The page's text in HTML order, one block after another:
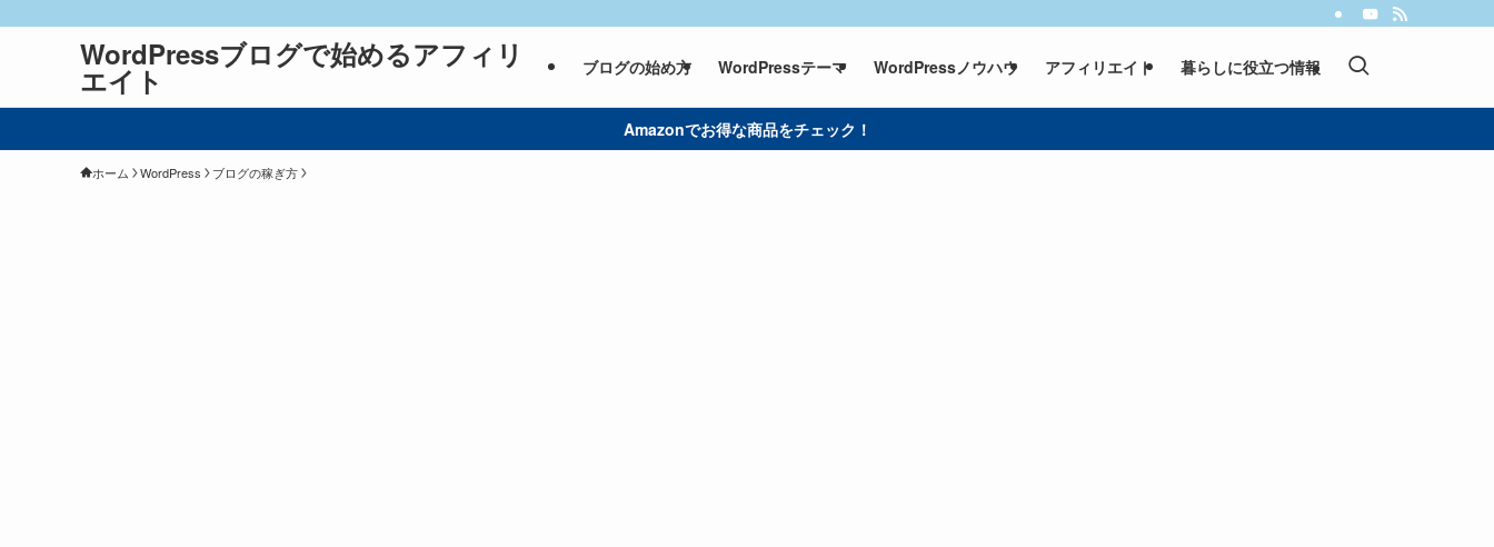
WordPressブログで始めるアフィリ
エイト ブログの始め方 WordPressテーマ WordPressノウハウ アフィリエイト 暮らしに役立つ情報
Amazonでお得な商品をチェック！
ホーム WordPress ブログの稼ぎ方